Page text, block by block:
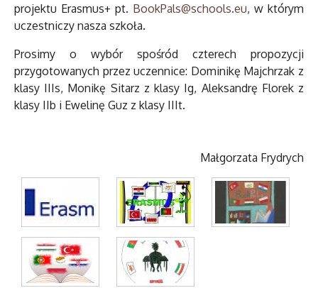
projektu Erasmus+ pt. BookPals@schools.eu, w którym
uczestniczy nasza szkoła.
Prosimy o wybór spośród czterech propozycji
przygotowanych przez uczennice: Dominikę Majchrzak z
klasy IIIs, Monikę Sitarz z klasy Ig, Aleksandrę Florek z
klasy IIb i Ewelinę Guz z klasy IIIt.
Małgorzata Frydrych